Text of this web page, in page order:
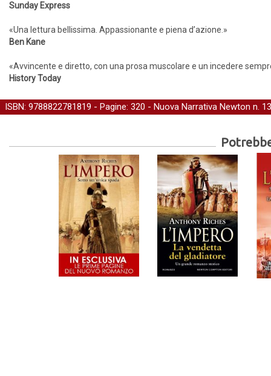
Sunday Express
«Una lettura bellissima. Appassionante e piena d’azione.»
Ben Kane
«Avvincente e diretto, con una prosa muscolare e un incedere
History Today
ISBN: 9788822781819 - Pagine: 320 - Nuova Narrativa Newton n.